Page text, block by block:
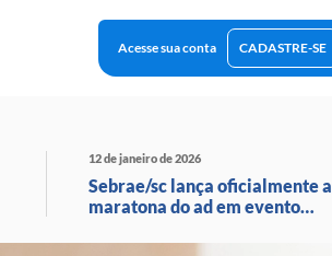
Acesse sua conta CADASTRE-SE
12 de janeiro de 2026
Sebrae/sc lança oficialmente a
maratona do ad em evento